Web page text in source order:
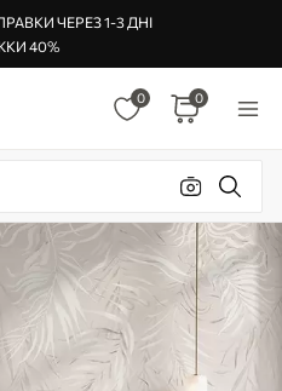
ЧЕРЕЗ 1-3 ДНІ
40%
0 0